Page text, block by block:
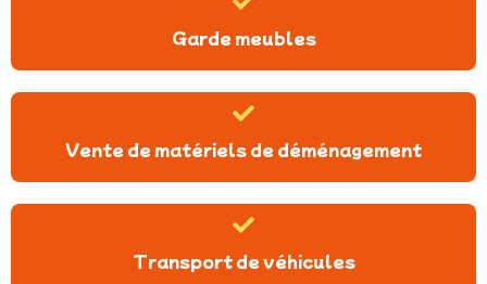
Garde meubles
Vente de matériels de déménagement
Transport de véhicules